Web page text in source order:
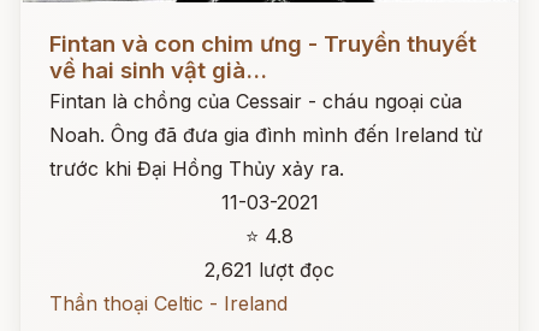
Fintan và con chim ưng - Truyền thuyết
về hai sinh vật già...
Fintan là chồng của Cessair - cháu ngoại của
Noah. Ông đã đưa gia đình mình đến Ireland từ
trước khi Đại Hồng Thủy xảy ra.
11-03-2021
⭐ 4.8
2,621 lượt đọc
Thần thoại Celtic - Ireland